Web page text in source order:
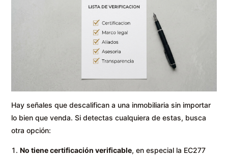
Hay señales que descalifican a una inmobiliaria sin importar
lo bien que venda. Si detectas cualquiera de estas, busca
otra opción:
No tiene certificación verificable, en especial la EC277